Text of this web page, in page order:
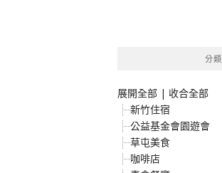
分類
展開全部 | 收合全部
新竹住宿
公益基金會園遊會
草屯美食
咖啡店